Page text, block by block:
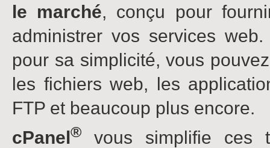
le marché, conçu pour
administrer vos services
pour sa simplicité, vous
les fichiers web, les
FTP et beaucoup plus encore.
cPanel®
vous simplifie ces